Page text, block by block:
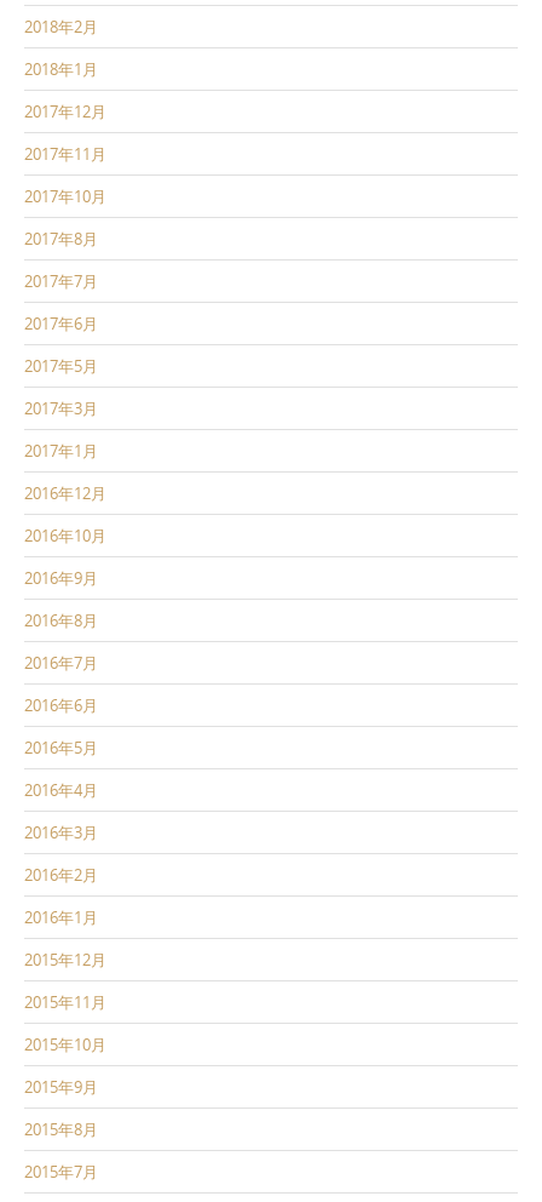
2018年2月
2018年1月
2017年12月
2017年11月
2017年10月
2017年8月
2017年7月
2017年6月
2017年5月
2017年3月
2017年1月
2016年12月
2016年10月
2016年9月
2016年8月
2016年7月
2016年6月
2016年5月
2016年4月
2016年3月
2016年2月
2016年1月
2015年12月
2015年11月
2015年10月
2015年9月
2015年8月
2015年7月